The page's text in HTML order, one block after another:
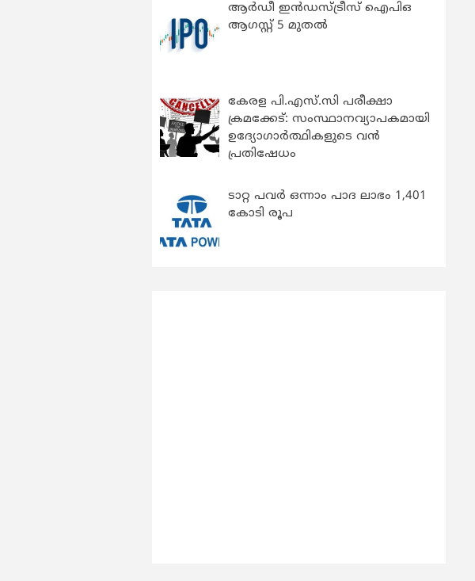
ആർഡീ ഇൻഡസ്ട്രീസ് ഐപിഒ
ആഗസ്റ്റ് 5 മുതൽ
കേരള പി.എസ്.സി പരീക്ഷാ
ക്രമക്കേട്: സംസ്ഥാനവ്യാപകമായി
ഉദ്യോഗാര്‍ത്ഥികളുടെ വന്‍
പ്രതിഷേധം
ടാറ്റ പവർ ഒന്നാം പാദ ലാഭം 1,401
കോടി രൂപ